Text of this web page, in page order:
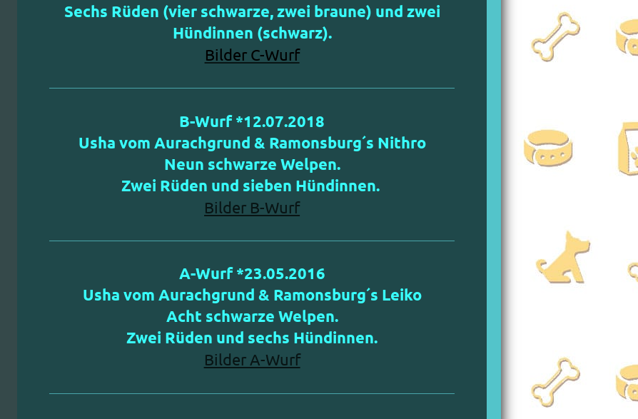
Sechs Rüden (vier schwarze, zwei braune) und zwei
Hündinnen (schwarz).
Bilder C-Wurf
B-Wurf *12.07.2018
Usha vom Aurachgrund & Ramonsburg´s Nithro
Neun schwarze Welpen.
Zwei Rüden und sieben Hündinnen.
Bilder B-Wurf
A-Wurf *23.05.2016
Usha vom Aurachgrund & Ramonsburg´s Leiko
Acht schwarze Welpen.
Zwei Rüden und sechs Hündinnen.
Bilder A-Wurf